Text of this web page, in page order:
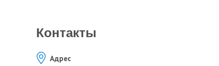
Контакты
Адрес